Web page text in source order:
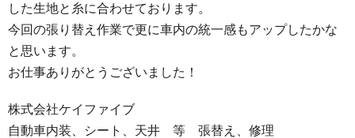
した生地と糸に合わせております。
今回の張り替え作業で更に車内の統一感もアップしたかな
と思います。
お仕事ありがとうございました！
株式会社ケイファイブ
自動車内装、シート、天井 等 張替え、修理